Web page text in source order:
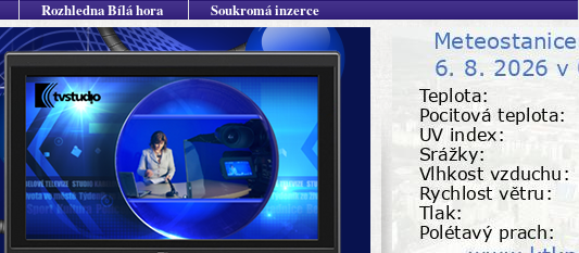
Rozhledna Bílá hora Soukromá inzerce